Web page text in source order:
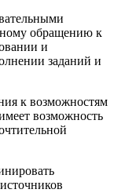
обращению к
и
заданий и
к возможностям
возможность